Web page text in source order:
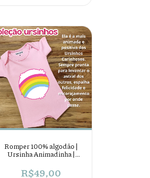
Romper 100% algodão |
Ursinha Animadinha |
R$49,00